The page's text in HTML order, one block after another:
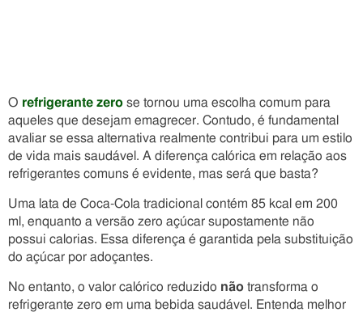
O refrigerante zero se tornou uma escolha comum para
aqueles que desejam emagrecer. Contudo, é fundamental
avaliar se essa alternativa realmente contribui para um estilo
de vida mais saudável. A diferença calórica em relação aos
refrigerantes comuns é evidente, mas será que basta?
Uma lata de Coca-Cola tradicional contém 85 kcal em 200
ml, enquanto a versão zero açúcar supostamente não
possui calorias. Essa diferença é garantida pela substituição
do açúcar por adoçantes.
No entanto, o valor calórico reduzido não transforma o
refrigerante zero em uma bebida saudável. Entenda melhor